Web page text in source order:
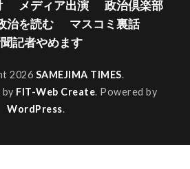
メディア出演
政治倶楽部
治を読む
マスコミ裏話
記者やめます
2026 SAMEJIMA TIMES.
by FIT-Web Create. Powered by
WordPress.